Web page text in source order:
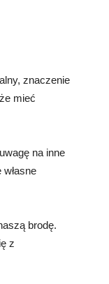
znaczenie
mieć
na inne
brodę.
z